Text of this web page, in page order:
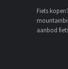
Fiets
aanbod